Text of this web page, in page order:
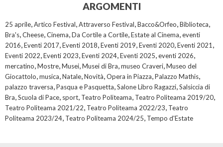
ARGOMENTI
25 aprile,Artico Festival,Attraverso Festival,Bacco&Orfeo,Biblioteca,
Bra's,Cheese,Cinema,Da Cortile a Cortile,Estate al Cinema,eventi
2016,Eventi 2017,Eventi 2018,Eventi 2019,Eventi 2020,Eventi 2021,
Eventi 2022,Eventi 2023,Eventi 2024,Eventi 2025,eventi 2026,
mercatino,Mostre,Musei,Musei di Bra,museo Craveri,Museo del
Giocattolo,musica,Natale,Novità,Opera in Piazza,Palazzo Mathis,
palazzo traversa,Pasqua e Pasquetta,Salone Libro Ragazzi,Salsiccia di
Bra,Scuola di Pace, sport, Teatro Politeama, Teatro Politeama 2019/20,
Teatro Politeama 2021/22, Teatro Politeama 2022/23, Teatro
Politeama 2023/24, Teatro Politeama 2024/25, Tempo d'Estate